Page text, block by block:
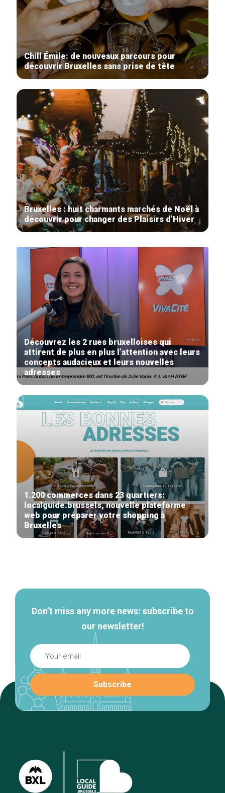
Chill Émile: de nouveaux parcours pour
découvrir Bruxelles sans prise de tête
Bruxelles : huit charmants marchés de Noël à
découvrir pour changer des Plaisirs d’Hiver
Découvrez les 2 rues bruxelloises qui
attirent de plus en plus l’attention avec leurs
concepts audacieux et leurs nouvelles
adresses
1.200 commerces dans 23 quartiers:
localguide.brussels, nouvelle plateforme
web pour préparer votre shopping à
Bruxelles
Don’t miss any more news: subscribe to
our newsletter!